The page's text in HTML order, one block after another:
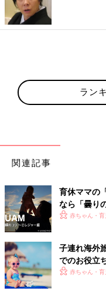
現地でもオムツや離乳食
ました。なので、スーツ
に。
持ち物リストは検索する
て準備をします。
特に麦茶などの飲み物は
るときよりもたくさん飲
ラン
関連記事
育休ママの
なら「曇り
赤ちゃん・
子連れ海外
でのお役立
赤ちゃん・